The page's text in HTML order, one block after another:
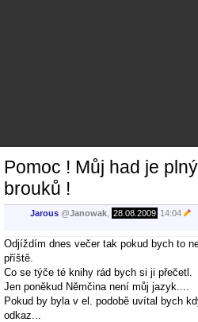
Pomoc ! Můj had je
brouků !
Jarous @Janowak 28.08.2009 14:04
Odjíždím dnes večer tak pokud bych to
příště.
Co se týče té knihy rád bych si ji přečetl.
Jen poněkud Němčina není můj jazyk....
Pokud by byla v el. podobě uvítal bych
odkaz...